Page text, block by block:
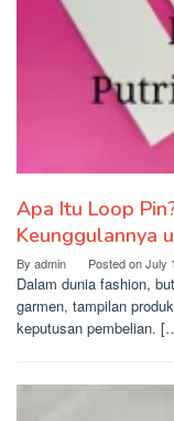
Apa Itu Loop
Keunggulannya
By admin Posted onJuly
Dalam dunia fashion,
garmen, tampilan
keputusan pembelian.